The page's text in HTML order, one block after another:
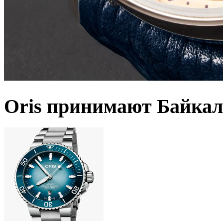
Oris принимают